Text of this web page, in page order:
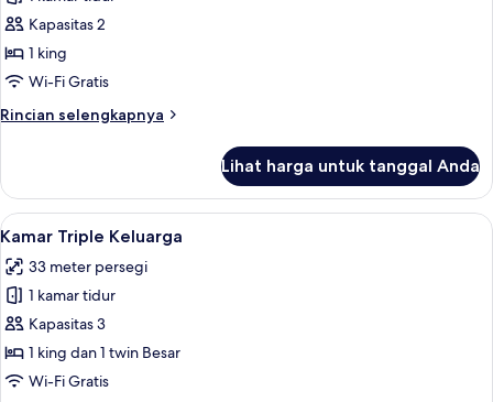
renang
Deluks,
1
Tempat
King,
Kapasitas 2
1 king
Wi-Fi Gratis
Rincian selengkapnya
Rincian
Kamar
Double
Deluks,
Tempat
Tidur
King,
pemandangan
kota
Lihat harga untuk tanggal Anda
Lihat
semua
foto
untuk
Kamar
Triple
Keluarga
Kamar Triple Keluarga | Meja kerja,
12
Kamar Triple Keluarga
33 meter persegi
1 kamar tidur
Kapasitas 3
1 king dan 1 twin Besar
Wi-Fi Gratis